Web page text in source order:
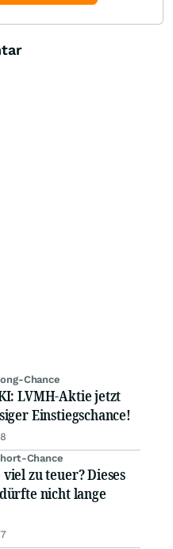
Chance
LVMH-Aktie jetzt
Einstiegschance!
Chance
zu teuer? Dieses
nicht lange